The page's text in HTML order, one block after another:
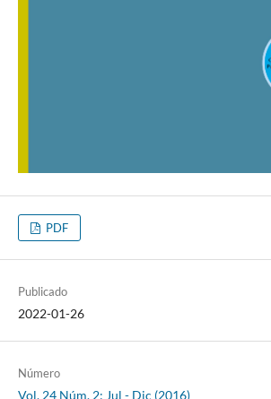
PDF
Publicado
2022-01-26
Número
Vol. 24 Núm. 2: Jul - Dic (2016)